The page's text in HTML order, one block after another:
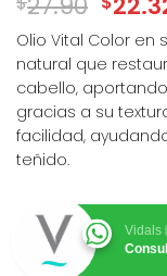
Olio Vital Color
natural que
cabello,
gracias a su
facilidad,
teñido.
Vidals